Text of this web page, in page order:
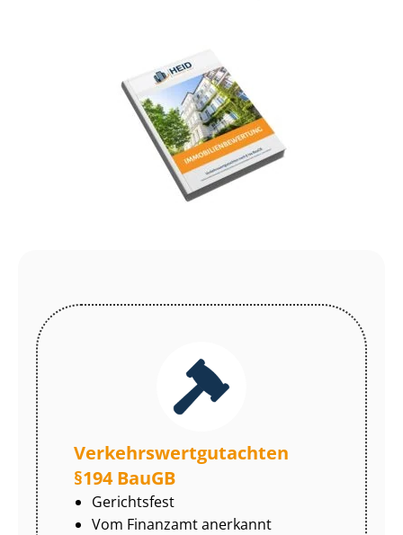
Ver­kehrs­wert­gut­ach­ten
§194 BauGB
Gerichtsfest
Vom Finanzamt anerkannt